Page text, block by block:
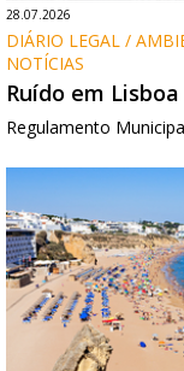
28.07.2026
DIÁRIO LEGAL /
NOTÍCIAS
Ruído em Lisboa
Regulamento